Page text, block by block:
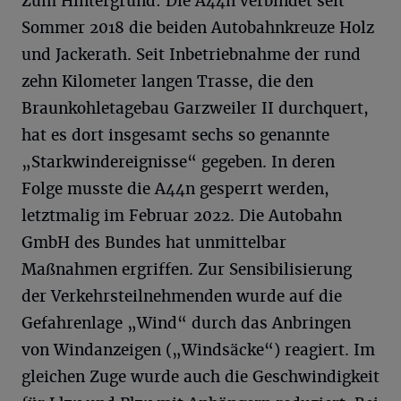
Sommer 2018 die beiden Autobahnkreuze Holz
und Jackerath. Seit Inbetriebnahme der rund
zehn Kilometer langen Trasse, die den
Braunkohletagebau Garzweiler II durchquert,
hat es dort insgesamt sechs so genannte
„Starkwindereignisse“ gegeben. In deren
Folge musste die A44n gesperrt werden,
letztmalig im Februar 2022. Die Autobahn
GmbH des Bundes hat unmittelbar
Maßnahmen ergriffen. Zur Sensibilisierung
der Verkehrsteilnehmenden wurde auf die
Gefahrenlage „Wind“ durch das Anbringen
von Windanzeigen („Windsäcke“) reagiert. Im
gleichen Zuge wurde auch die Geschwindigkeit